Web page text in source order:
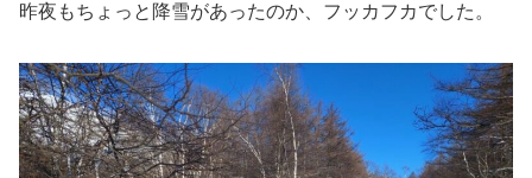
昨夜もちょっと降雪があったのか、フッカフカでした。